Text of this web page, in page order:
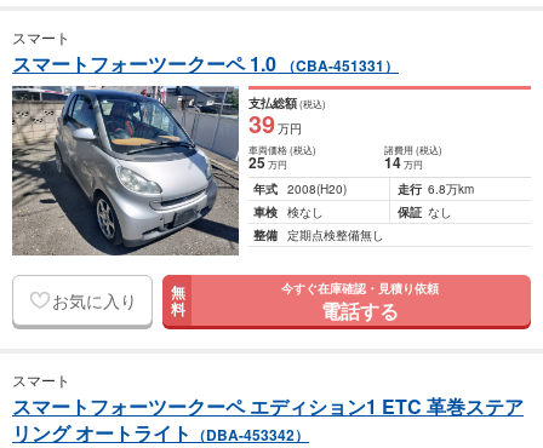
スマート
スマートフォーツークーペ 1.0 （CBA-451331）
支払総額(税込)
39万円
車両価格(税込)
25万円
諸費用 (税込)
14 万円
年式 2008(H20) 走行 6.8万km
車検 検なし 保証 なし
整備 定期点検整備無し
お気に入り 無
料
今すぐ在庫確認・見積り依頼
電話する
スマート
スマートフォーツークーペ エディション1 ETC 革巻ステア
リング オートライト （DBA-453342）